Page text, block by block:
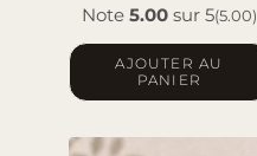
Note 5.00sur 5(5.00)
AJOUTER AU
PANIER